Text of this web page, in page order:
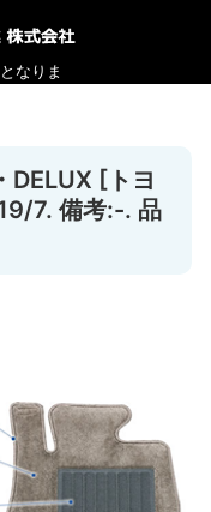
DELUX [トヨ
7. 備考:-. 品